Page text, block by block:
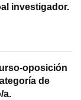
investigador.
oposición
de
a.